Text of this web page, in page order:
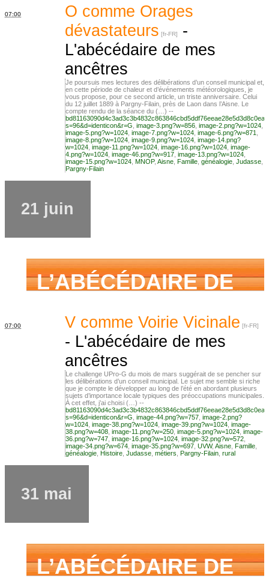
MES ANCÊTRES –
Tout ce que j’aurais
aimé savoir sur ma
famille mais n’ai
jamais osé
demander
07:00
O comme Orages
dévastateurs
-
L'abécédaire de mes
ancêtres
Je poursuis mes lectures des délibérations d’un conseil municipal et,
en cette période de chaleur et d’événements météorologiques, je
vous propose, pour ce second article, un triste anniversaire. Celui
du 12 juillet 1889 à Pargny-Filain, près de Laon dans l’Aisne. Le
compte rendu de la séance du (…) --
s=96&d=identicon&r=G image-3.png?w=856 image-2.png?w=1024
image-5.png?w=1024 image-7.png?w=1024 image-6.png?w=871
image-8.png?w=1024 image-9.png?w=1024 image-14.png?
w=1024 image-11.png?w=1024 image-16.png?w=1024 image-
4.png?w=1024 image-46.png?w=917 image-13.png?w=1024
image-15.png?w=1024 MNOP, Aisne Famille généalogie Judasse
Pargny-Filain
21 juin
L’ABÉCÉDAIRE DE
MES ANCÊTRES –
Tout ce que j’aurais
aimé savoir sur ma
famille mais n’ai
jamais osé
demander
07:00
V comme Voirie Vicinale
- L'abécédaire de mes
ancêtres
Le challenge UPro-G du mois de mars suggérait de se pencher sur
les délibérations d’un conseil municipal. Le sujet me semble si riche
que je compte le développer au long de l’été en abordant plusieurs
sujets d’importance locale typiques des préoccupations municipales.
À cet effet, j’ai choisi (…) --
s=96&d=identicon&r=G, image-44.png?w=757, image-2.png?
w=1024, image-38.png?w=1024, image-39.png?w=1024, image-
38.png?w=408, image-11.png?w=250, image-5.png?w=1024, image-
36.png?w=747, image-16.png?w=1024, image-32.png?w=572,
image-34.png?w=674, image-35.png?w=697, UVW, Aisne, Famille,
généalogie, Histoire, Judasse, métiers, Pargny-Filain, rural
31 mai
L’ABÉCÉDAIRE DE